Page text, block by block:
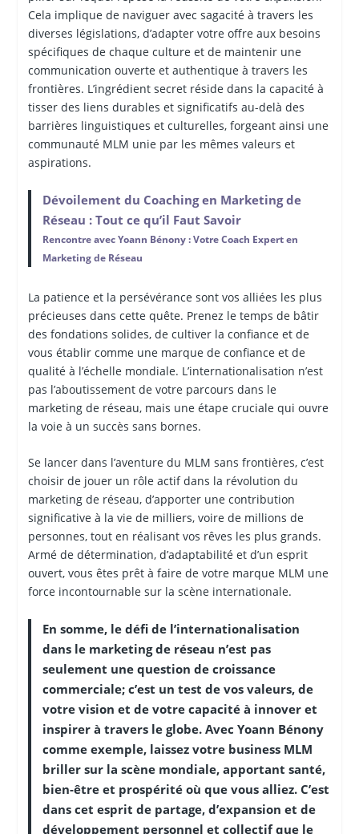
Cela implique de naviguer avec sagacité à travers les
diverses législations, d’adapter votre offre aux besoins
spécifiques de chaque culture et de maintenir une
communication ouverte et authentique à travers les
frontières. L’ingrédient secret réside dans la capacité à
tisser des liens durables et significatifs au-delà des
barrières linguistiques et culturelles, forgeant ainsi une
communauté MLM unie par les mêmes valeurs et
aspirations.
Dévoilement du Coaching en Marketing de
Réseau : Tout ce qu’il Faut Savoir
Rencontre avec Yoann Bénony : Votre Coach Expert en
Marketing de Réseau
La patience et la persévérance sont vos alliées les plus
précieuses dans cette quête. Prenez le temps de bâtir
des fondations solides, de cultiver la confiance et de
vous établir comme une marque de confiance et de
qualité à l’échelle mondiale. L’internationalisation n’est
pas l’aboutissement de votre parcours dans le
marketing de réseau, mais une étape cruciale qui ouvre
la voie à un succès sans bornes.
Se lancer dans l’aventure du MLM sans frontières, c’est
choisir de jouer un rôle actif dans la révolution du
marketing de réseau, d’apporter une contribution
significative à la vie de milliers, voire de millions de
personnes, tout en réalisant vos rêves les plus grands.
Armé de détermination, d’adaptabilité et d’un esprit
ouvert, vous êtes prêt à faire de votre marque MLM une
force incontournable sur la scène internationale.
En somme, le défi de l’internationalisation
dans le marketing de réseau n’est pas
seulement une question de croissance
commerciale; c’est un test de vos valeurs, de
votre vision et de votre capacité à innover et
inspirer à travers le globe. Avec Yoann Bénony
comme exemple, laissez votre business MLM
briller sur la scène mondiale, apportant santé,
bien-être et prospérité où que vous alliez. C’est
dans cet esprit de partage, d’expansion et de
développement personnel et collectif que le